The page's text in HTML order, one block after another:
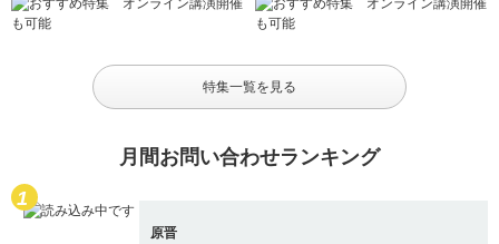
特集一覧を見る
月間お問い合わせランキング
原晋